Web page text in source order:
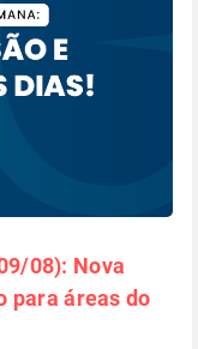
08): Nova
para áreas do